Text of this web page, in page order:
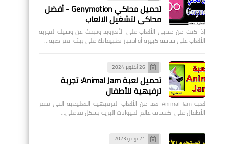
تحميل محاكي Genymotion - أفضل
محاكي لتشغيل الالعاب
إذا كنت من محبي الألعاب على الأندرويد وتبحث عن وسيلة لتجربة
الألعاب على شاشة كبيرة أو اختبار تطبيقاتك على بيئة افتراضية…
26 أكتوبر 2024
تحميل لعبة Animal Jam: تجربة
ترفيهية للأطفال
لعبة Animal Jam تعد من الألعاب الترفيهية التعليمية التي تحفز
الأطفال على اكتشاف عالم الحيوانات البرية بشكل تفاعلي…
21 يوليو 2023